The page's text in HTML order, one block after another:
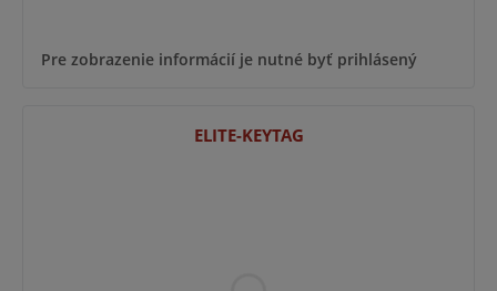
Pre zobrazenie informácií je nutné byť prihlásený
ELITE-KEYTAG